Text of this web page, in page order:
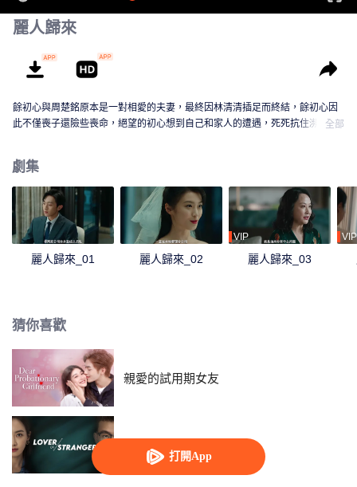
打開App
麗人歸來
餘初心與周楚銘原本是一對相愛的夫妻，最終因林清清插足而終結，餘初心因
此不僅喪子還險些喪命，絕望的初心想到自己和家人的遭遇，死死抗住瀕臨崩
全部
劇集
麗人歸來_01 麗人歸來_02
VIP
麗人歸來_03
VIP
猜你喜歡
親愛的試用期女友